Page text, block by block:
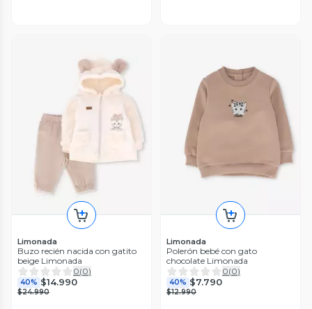
Limonada
Buzo recién nacida con gatito
beige Limonada
0(0)
40% $14.990
$24.990
Limonada
Polerón bebé con gato
chocolate Limonada
0(0)
40% $7.790
$12.990